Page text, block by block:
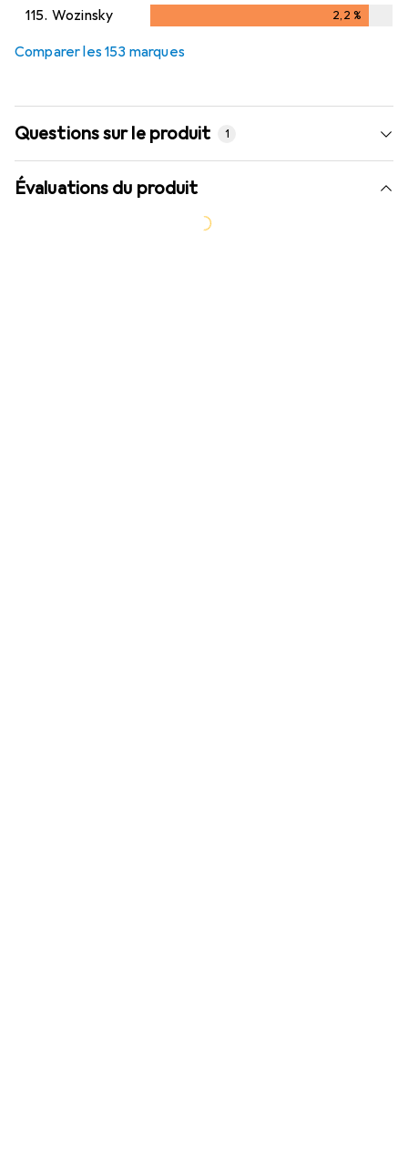
2,2%
115. Wozinsky 2,2 %
Comparer les 153 marques
Questions sur le produit 1
Évaluations du produit